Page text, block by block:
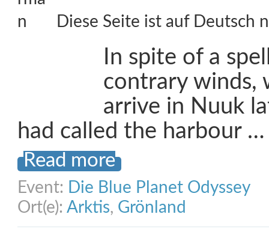
Diese Seite ist auf Deutsch
In spite of a
contrary winds,
arrive in Nuuk
had called the harbour …
Read more
Event: Die Blue Planet Odyssey
Ort(e): Arktis, Grönland